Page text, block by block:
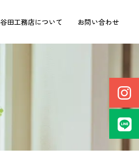
谷田工務店について お問い合わせ